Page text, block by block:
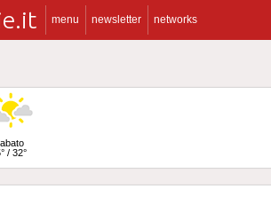
menu newsletter networks
/ 32°